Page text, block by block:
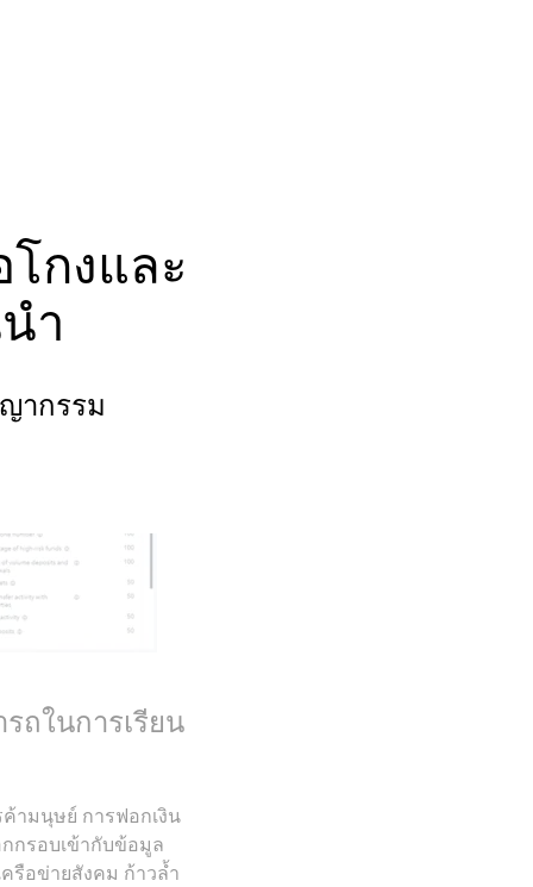
โกงและ
ำ
ากรรม
ถในการเรียน
ามนุษย์ การฟอกเงิน
กรอบเข้ากับข้อมูล
รือข่ายสังคม ก้าวล้ำ